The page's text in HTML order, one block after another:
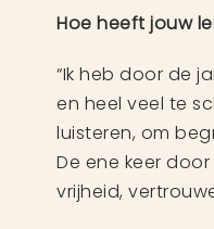
Hoe heeft jouw
“Ik heb door de
en heel veel te
luisteren, om
De ene keer
vrijheid,